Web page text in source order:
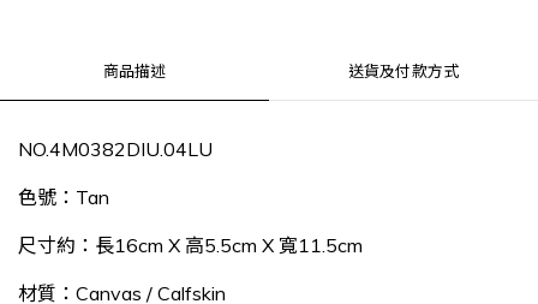
商品描述 送貨及付款方式
NO.4M0382DIU.04LU
色號：Tan
尺寸約：長16cm X 高5.5cm X 寬11.5cm
材質：Canvas / Calfskin